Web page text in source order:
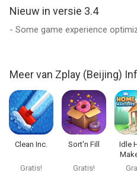
Nieuw in versie 3.4
- Some game experience
Meer van Zplay (Beijing)
Clean Inc.
Gratis!
Sort'n Fill
Gratis!
Idle